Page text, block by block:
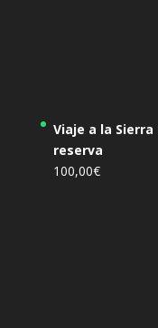
Viaje a la
reserva
100,00€